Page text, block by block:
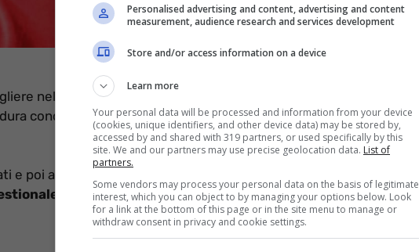
nel pubblico impiego. L’Agenzia delle Entrate ha annunciato il
concorsuale finalizzataall’assunzione di ben 1.644
e poi assunti andranno a essere inseriti in
Personalised advertising and content, advertising and content
measurement, audience research and services development
Store and/or access information on a device
Learn more
Your personal data will be processed and information from your device
(cookies, unique identifiers, and other device data) may be stored by,
accessed by and shared with 319 partners, or used specifically by this
site. We and our partners may use precise geolocation data. List of
partners.
Some vendors may process your personal data on the basis of legitimate
interest, which you can object to by managing your options below. Look
for a link at the bottom of this page or in the site menu to manage or
withdraw consent in privacy and cookie settings.